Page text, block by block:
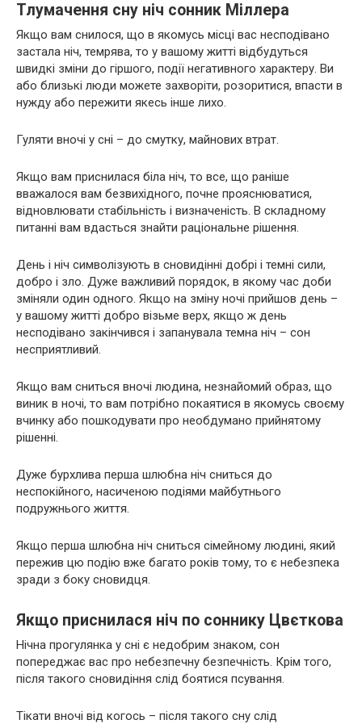
Тлумачення сну ніч сонник Міллера
Якщо вам снилося, що в якомусь місці вас несподівано
застала ніч, темрява, то у вашому житті відбудуться
швидкі зміни до гіршого, події негативного характеру. Ви
або близькі люди можете захворіти, розоритися, впасти в
нужду або пережити якесь інше лихо.
Гуляти вночі у сні – до смутку, майнових втрат.
Якщо вам приснилася біла ніч, то все, що раніше
вважалося вам безвихідного, почне прояснюватися,
відновлювати стабільність і визначеність. В складному
питанні вам вдасться знайти раціональне рішення.
День і ніч символізують в сновидінні добрі і темні сили,
добро і зло. Дуже важливий порядок, в якому час доби
зміняли один одного. Якщо на зміну ночі прийшов день –
у вашому житті добро візьме верх, якщо ж день
несподівано закінчився і запанувала темна ніч – сон
несприятливий.
Якщо вам сниться вночі людина, незнайомий образ, що
виник в ночі, то вам потрібно покаятися в якомусь своєму
вчинку або пошкодувати про необдумано прийнятому
рішенні.
Дуже бурхлива перша шлюбна ніч сниться до
неспокійного, насиченою подіями майбутнього
подружнього життя.
Якщо перша шлюбна ніч сниться сімейному людині, який
пережив цю подію вже багато років тому, то є небезпека
зради з боку сновидця.
Якщо приснилася ніч по соннику Цвєткова
Нічна прогулянка у сні є недобрим знаком, сон
попереджає вас про небезпечну безпечність. Крім того,
після такого сновидіння слід боятися псування.
Тікати вночі від когось – після такого сну слід